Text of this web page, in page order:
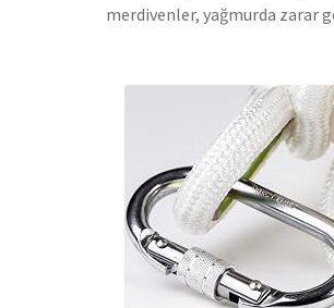
merdivenler, yağmurda zarar